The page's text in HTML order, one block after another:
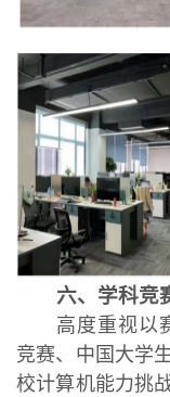
六、学科竞
高度重视以
竞赛、中国大学
校计算机能力挑